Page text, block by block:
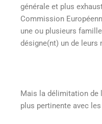
générale et plus
Commission
une ou plusieurs
désigne(nt) un de leurs
Mais la délimitation de
plus pertinente avec